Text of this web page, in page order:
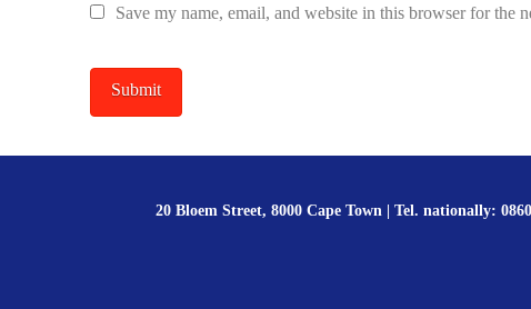
Save my name, email, and website in this browser for the
20 Bloem Street, 8000 Cape Town | Tel. nationally: